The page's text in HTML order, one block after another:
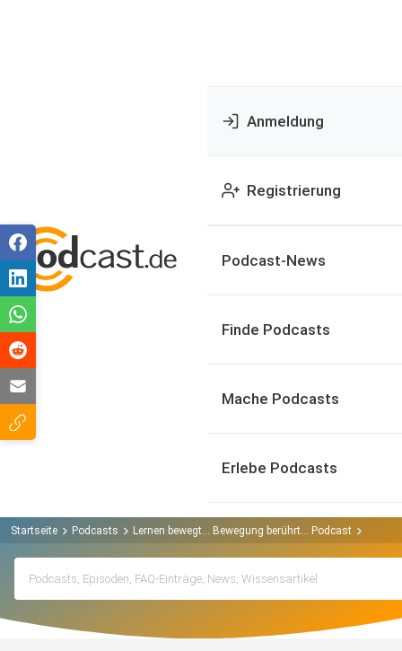
Anmeldung
Registrierung
Podcast-News
Finde Podcasts
Mache Podcasts
Erlebe Podcasts
Startseite Podcasts Lernen bewegt… Bewegung berührt… Podcast